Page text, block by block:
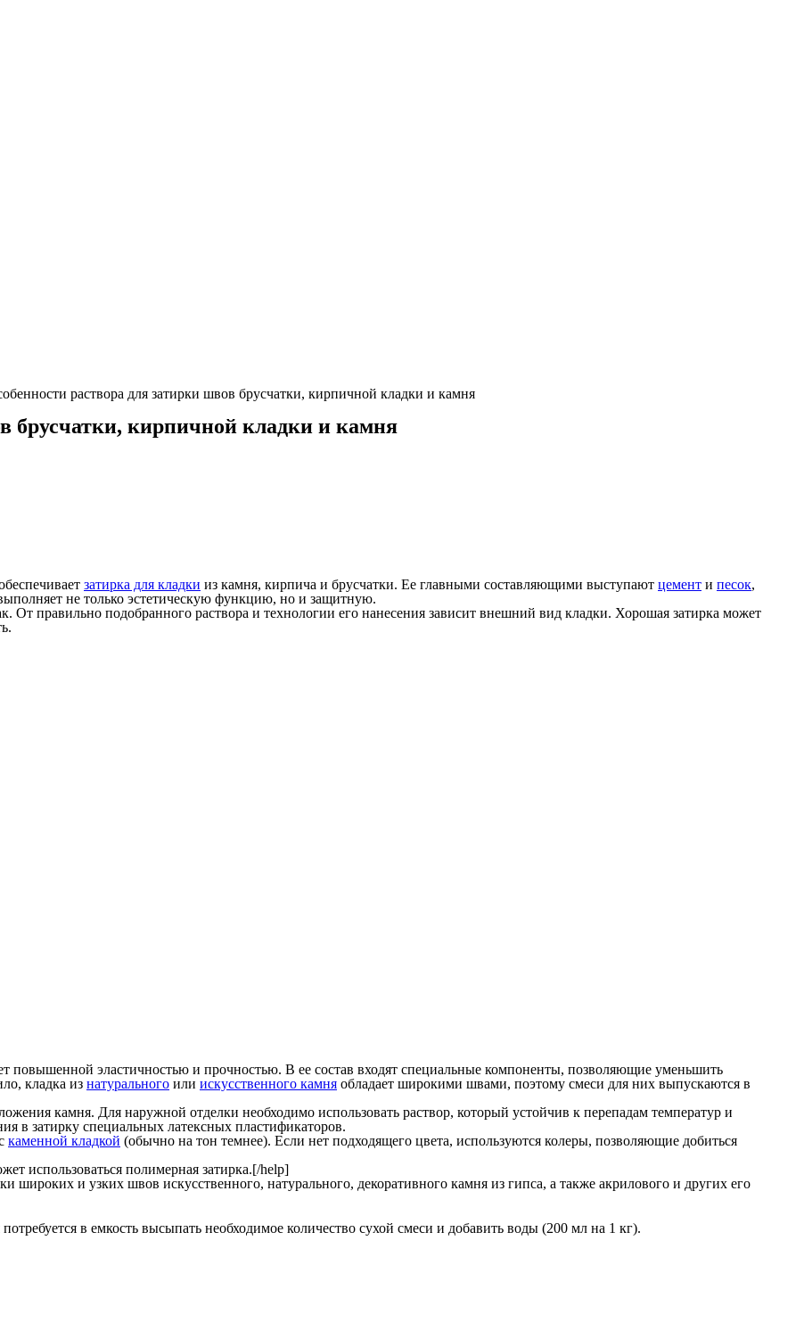
раствора для затирки швов брусчатки, кирпичной кладки и камня
брусчатки, кирпичной кладки и камня
затирка для кладки из камня, кирпича и брусчатки. Ее главными составляющими выступают цемент и песок,
не только эстетическую функцию, но и защитную.
От правильно подобранного раствора и технологии его нанесения зависит внешний вид кладки. Хорошая затирка может
повышенной эластичностью и прочностью. В ее состав входят специальные компоненты, позволяющие уменьшить
кладка из натурального или искусственного камня обладает широкими швами, поэтому смеси для них выпускаются в
камня. Для наружной отделки необходимо использовать раствор, который устойчив к перепадам температур и
в затирку специальных латексных пластификаторов.
каменной кладкой (обычно на тон темнее). Если нет подходящего цвета, используются колеры, позволяющие добиться
использоваться полимерная затирка.[/help]
широких и узких швов искусственного, натурального, декоративного камня из гипса, а также акрилового и других его
в емкость высыпать необходимое количество сухой смеси и добавить воды (200 мл на 1 кг).